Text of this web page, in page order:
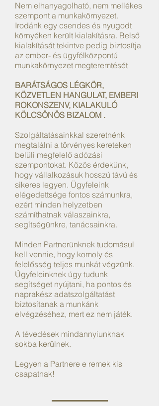
Nem elhanyagolható, nem mellékes
szempont a munkakörnyezet.
Irodánk egy csendes és nyugodt
környéken került kialakításra. Belső
kialakítását tekintve pedig biztosítja
az ember- és ügyfélközpontú
munkakörnyezet megteremtését
BARÁTSÁGOS LÉGKÖR,
KÖZVETLEN HANGULAT, EMBERI
ROKONSZENV, KIALAKULÓ
KÖLCSÖNÖS BIZALOM .
Szolgáltatásainkkal szeretnénk
megtalálni a törvényes kereteken
belüli megfelelő adózási
szempontokat. Közös érdekünk,
hogy vállalkozásuk hosszú távú és
sikeres legyen. Ügyfeleink
elégedettsége fontos számunkra,
ezért minden helyzetben
számíthatnak válaszainkra,
segítségünkre, tanácsainkra.
Minden Partnerünknek tudomásul
kell vennie, hogy komoly és
felelősség teljes munkát végzünk.
Ügyfeleinknek úgy tudunk
segítséget nyújtani, ha pontos és
naprakész adatszolgáltatást
biztosítanak a munkánk
elvégzéséhez, mert ez nem játék.
A tévedések mindannyiunknak
sokba kerülnek.
Legyen a Partnere e remek kis
csapatnak!